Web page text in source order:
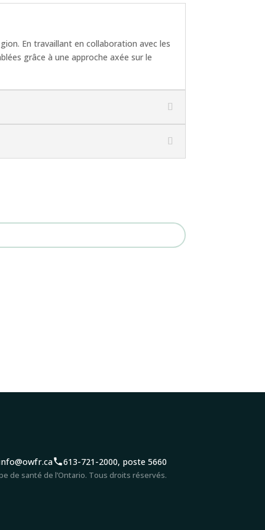
En travaillant en collaboration avec les
grâce à une approche axée sur le
613-721-2000, poste 5660
de santé de l’Ontario. Tous droits réservés.